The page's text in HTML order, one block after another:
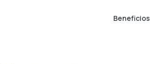
Beneficios